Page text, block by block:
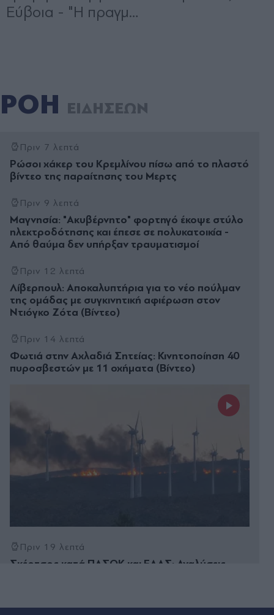
ΡΟΗ ΕΙΔΗΣΕΩΝ
Πριν 7 λεπτά
Ρώσοι χάκερ του Κρεμλίνου πίσω από το πλαστό
βίντεο της παραίτησης του Μερτς
Πριν 9 λεπτά
Μαγνησία: "Ακυβέρνητο" φορτηγό έκοψε στύλο
ηλεκτροδότησης και έπεσε σε πολυκατοικία -
Από θαύμα δεν υπήρξαν τραυματισμοί
Πριν 12 λεπτά
Λίβερπουλ: Αποκαλυπτήρια για το νέο πούλμαν
της ομάδας με συγκινητική αφιέρωση στον
Ντιόγκο Ζότα (Βίντεο)
Πριν 14 λεπτά
Φωτιά στην Αχλαδιά Σητείας: Κινητοποίηση 40
πυροσβεστών με 11 οχήματα (Βίντεο)
Πριν 19 λεπτά
Σκέρτσος κατά ΠΑΣΟΚ και ΕΛΑΣ: Αναλύσεις